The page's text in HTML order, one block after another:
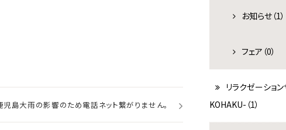
室
宿泊プラン
ページログイン
児島大雨の影響のため電話ネット繋がりません。
お知らせ（1）
フェア（0）
リラクゼーショ
KOHAKU-（1）